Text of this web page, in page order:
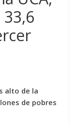
alto de la
de pobres